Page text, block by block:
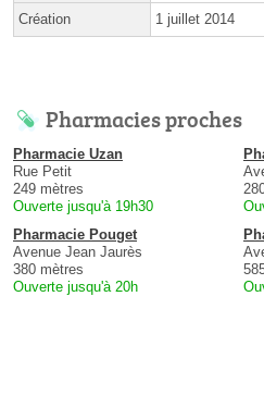
Création 1 juillet 2014
Pharmacies proches
Pharmacie Uzan
Rue Petit
249 mètres
Ouverte jusqu'à 19h30
Pharmacie Pouget
Avenue Jean Jaurès
380 mètres
Ouverte jusqu'à 20h